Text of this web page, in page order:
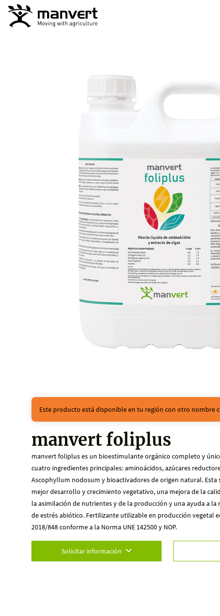
Este producto está disponible en tu región con otro nombre
manvert foliplus
manvert foliplus es un bioestimulante orgánico completo y
cuatro ingredientes principales: aminoácidos, azúcares
Ascophyllum nodosum y bioactivadores de origen natural. Esta
mejor desarrollo y crecimiento vegetativo, una mejora de la
la asimilación de nutrientes y de la producción y una ayuda a
de estrés abiótico. Fertilizante utilizable en producción vegetal
2018/848 conforme a la Norma UNE 142500 y NOP.
Solicitar información